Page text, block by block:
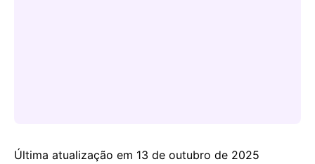
Última atualização em 13 de outubro de 2025